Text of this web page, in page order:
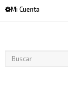
Mi Cuenta